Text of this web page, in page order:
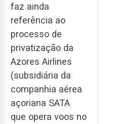
faz ainda
referência ao
processo de
privatização da
Azores Airlines
(subsidiária da
companhia aérea
açoriana SATA
que opera voos no